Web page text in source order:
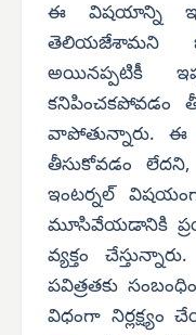
ఈ విషయాన్ని
తెలియజేశామని
అయినప్పటికీ
కనిపించకపోవడం
వాపోతున్నారు.
తీసుకోవడం
ఇంటర్నల్
మూసివేయడానికి
వ్యక్తం
పవిత్రతకు
విధంగా